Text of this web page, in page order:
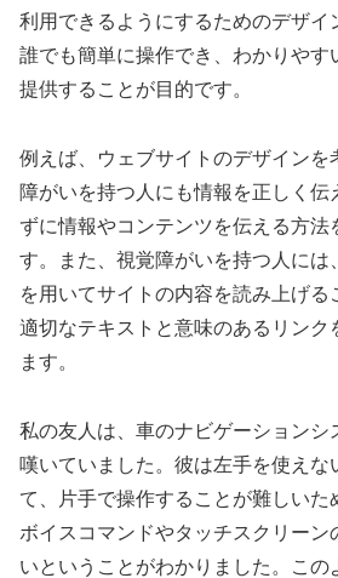
利用できるようにするためのデザイ
誰でも簡単に操作でき、わかりやす
提供することが目的です。
例えば、ウェブサイトのデザインを
障がいを持つ人にも情報を正しく伝
ずに情報やコンテンツを伝える方法
す。また、視覚障がいを持つ人には
を用いてサイトの内容を読み上げる
適切なテキストと意味のあるリンク
ます。
私の友人は、車のナビゲーションシ
嘆いていました。彼は左手を使えな
て、片手で操作することが難しいた
ボイスコマンドやタッチスクリーン
いということがわかりました。この